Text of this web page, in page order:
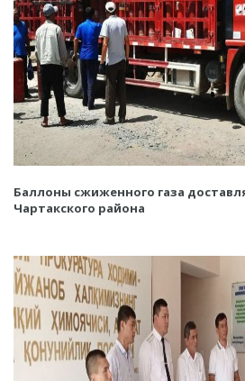
Баллоны сжиженного газа
Чартакского района